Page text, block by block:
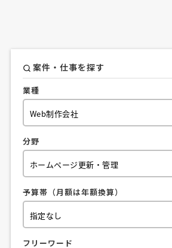
案件・仕事を探す
業種
分野
予算帯（月額は年額換算）
フリーワード